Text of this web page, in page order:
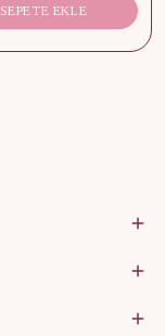
SEPETE EKLE